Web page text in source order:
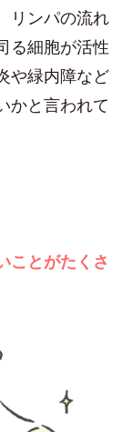
リンパの流れ
る細胞が活性
や緑内障など
かと言われて
ことがたくさ